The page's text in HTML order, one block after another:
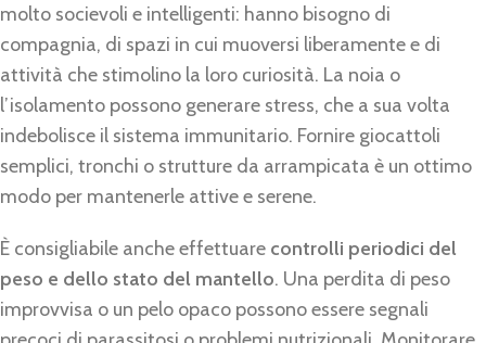
molto socievoli e intelligenti: hanno bisogno di
compagnia, di spazi in cui muoversi liberamente e di
attività che stimolino la loro curiosità. La noia o
l’isolamento possono generare stress, che a sua volta
indebolisce il sistema immunitario. Fornire giocattoli
semplici, tronchi o strutture da arrampicata è un ottimo
modo per mantenerle attive e serene.
È consigliabile anche effettuare controlli periodici del
peso e dello stato del mantello. Una perdita di peso
improvvisa o un pelo opaco possono essere segnali